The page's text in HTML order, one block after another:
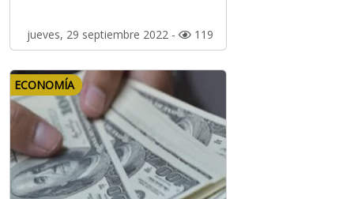
jueves, 29 septiembre 2022 - 119
ECONOMÍA